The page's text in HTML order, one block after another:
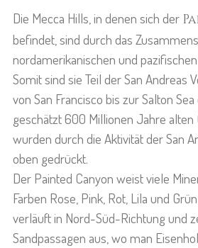
Die Mecca Hills, in denen sich der
befindet, sind durch das
nordamerikanischen und
Somit sind sie Teil der San Andreas
von San Francisco bis zur Salton
geschätzt 600 Millionen Jahre alten
wurden durch die Aktivität der San
oben gedrückt.
Der Painted Canyon weist viele
Farben Rose, Pink, Rot, Lila und
verläuft in Nord-Süd-Richtung und
Sandpassagen aus, wo man